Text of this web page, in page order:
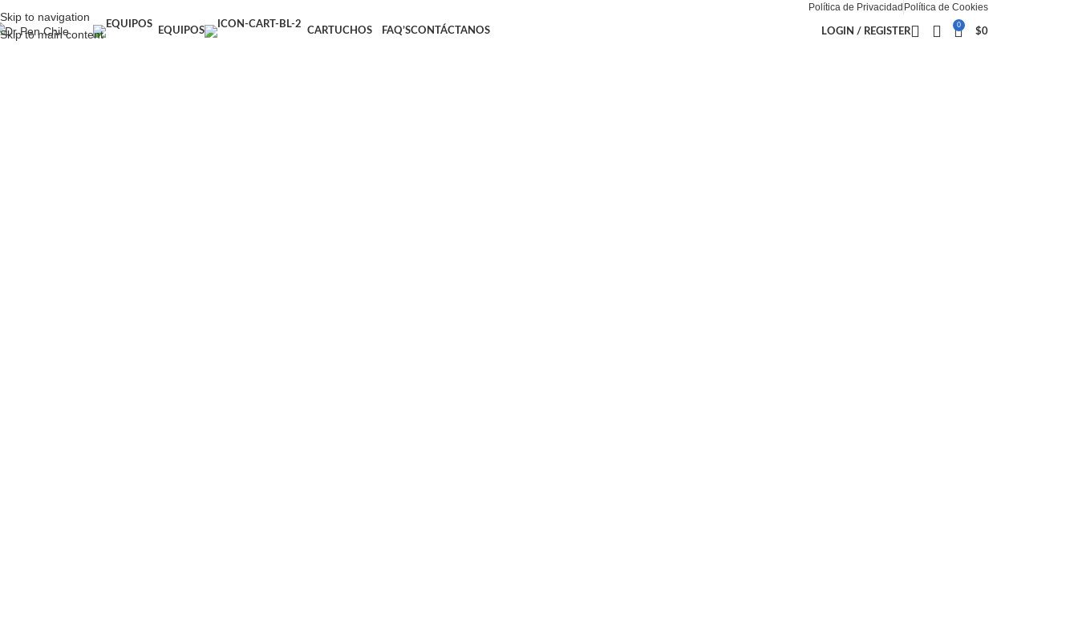
Skip to navigation
Skip to main content
Política de Privacidad Política de Cookies
EQUIPOS CARTUCHOS FAQ’SCONTÁCTANOS LOGIN / REGISTER
0
$0